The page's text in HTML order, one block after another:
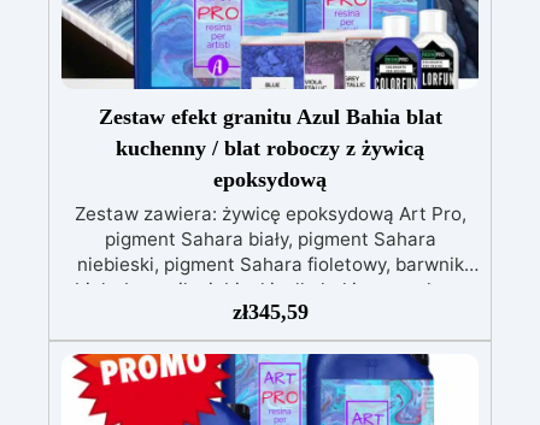
Zestaw efekt granitu Azul Bahia blat
kuchenny / blat roboczy z żywicą
epoksydową
Zestaw zawiera: żywicę epoksydową Art Pro,
pigment Sahara biały, pigment Sahara
niebieski, pigment Sahara fioletowy, barwnik
biały, barwnik niebieski, alkohol izopropylowy
99,9% Zestaw efekt granitu Azul Bahia do
blatów kuchennych i roboczych z żywicą
epoksydową to idealne rozwiązanie dla tych,
którzy pragną dodać swoim wnętrzom odrobinę
koloru i unikalności, inspirowanej egzotycznym
zł345,59